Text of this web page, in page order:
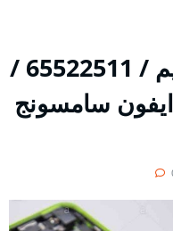
رقم محل تلفونات النعيم / 65522511 /
سامسونج